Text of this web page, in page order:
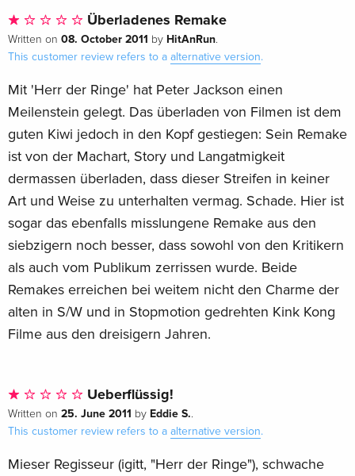
Überladenes Remake
Written on 08. October 2011 by HitAnRun.
This customer review refers to a alternative version.
Mit 'Herr der Ringe' hat Peter Jackson einen
Meilenstein gelegt. Das überladen von Filmen ist dem
guten Kiwi jedoch in den Kopf gestiegen: Sein Remake
ist von der Machart, Story und Langatmigkeit
dermassen überladen, dass dieser Streifen in keiner
Art und Weise zu unterhalten vermag. Schade. Hier ist
sogar das ebenfalls misslungene Remake aus den
siebzigern noch besser, dass sowohl von den Kritikern
als auch vom Publikum zerrissen wurde. Beide
Remakes erreichen bei weitem nicht den Charme der
alten in S/W und in Stopmotion gedrehten Kink Kong
Filme aus den dreisigern Jahren.
Ueberflüssig!
Written on 25. June 2011 by Eddie S..
This customer review refers to a alternative version.
Mieser Regisseur (igitt, "Herr der Ringe"), schwache